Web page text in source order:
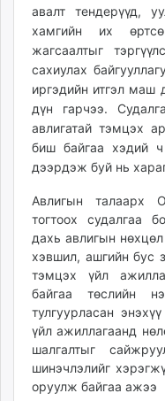
авалт тендерүүд,
хамгийн их
жагсаалтыг
сахиулах
иргэдийн итгэл маш
дүн гарчээ.
авлигатай тэмцэх
биш байгаа хэдий
дээрдэж буй нь
Авлигын талаарх
тогтоох судалгаа
дахь авлигын
хэвшил, ашгийн бус
тэмцэх үйл
байгаа төслийн
тулгуурласан
үйл ажиллагаанд
шалгалтыг
шинэчлэлийг
оруулж байгаа ажээ